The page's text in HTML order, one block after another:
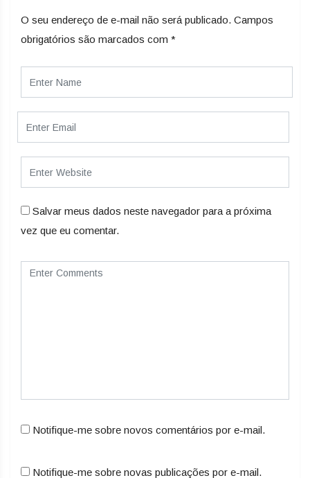
O seu endereço de e-mail não será publicado. Campos
obrigatórios são marcados com *
Salvar meus dados neste navegador para a próxima
vez que eu comentar.
Notifique-me sobre novos comentários por e-mail.
Notifique-me sobre novas publicações por e-mail.